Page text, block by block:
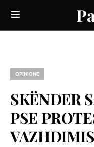
OPINIONE
SKËNDER
PSE